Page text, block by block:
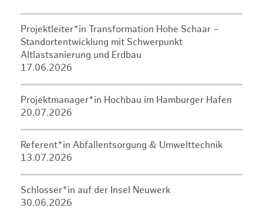
Projektleiter*in Transformation Hohe Schaar –
Standortentwicklung mit Schwerpunkt
Altlastsanierung und Erdbau
17.06.2026
Projektmanager*in Hochbau im Hamburger Hafen
20.07.2026
Referent*in Abfallentsorgung & Umwelttechnik
13.07.2026
Schlosser*in auf der Insel Neuwerk
30.06.2026